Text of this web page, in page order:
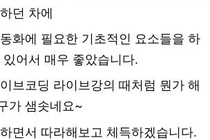
던 차에
화에 필요한 기초적인 요소들을 하
어서 매우 좋았습니다.
브코딩 라이브강의 때처럼 뭔가 해
가 샘솟네요~
면서 따라해보고 체득하겠습니다.